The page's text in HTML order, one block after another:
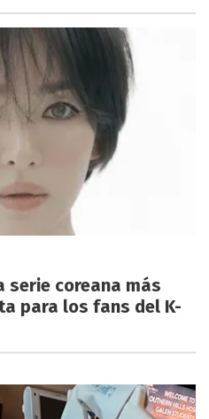
serie coreana más
para los fans del K-